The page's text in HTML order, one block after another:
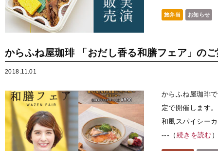
旅弁当 お知らせ
からふね屋珈琲 「おだし香る和膳フェア」の
2018.11.01
からふね屋珈琲
定で開催します
和風スパイシー
---（続きを読む